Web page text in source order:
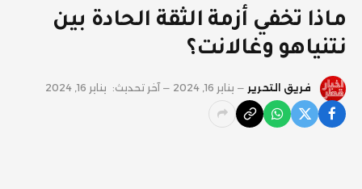
ماذا تخفي أزمة الثقة الحادة بين
نتنياهو وغالانت؟
فريق التحرير يناير 16, 2024 آخر تحديث: يناير 16, 2024